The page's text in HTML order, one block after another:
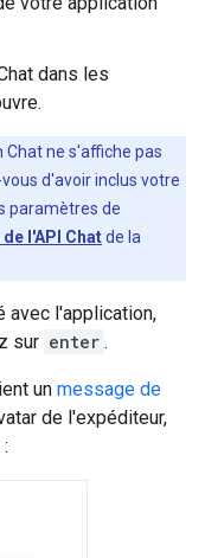
dans les
Chat ne s'affiche pas
d'avoir inclus votre
paramètres de
l'API Chatde la
avec l'application,
sur enter .
un message de
de l'expéditeur,